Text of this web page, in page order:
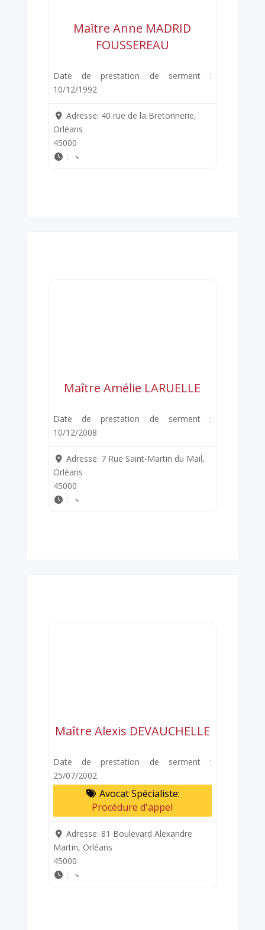
Maître Anne MADRID
FOUSSEREAU
Date de prestation de serment :
10/12/1992
Adresse: 40 rue de la Bretonnerie,
Orléans
45000
:
Maître Amélie LARUELLE
Date de prestation de serment :
10/12/2008
Adresse: 7 Rue Saint-Martin du Mail,
Orléans
45000
:
Maître Alexis DEVAUCHELLE
Date de prestation de serment :
25/07/2002
Avocat Spécialiste:
Procédure d'appel
Adresse: 81 Boulevard Alexandre
Martin, Orléans
45000
: